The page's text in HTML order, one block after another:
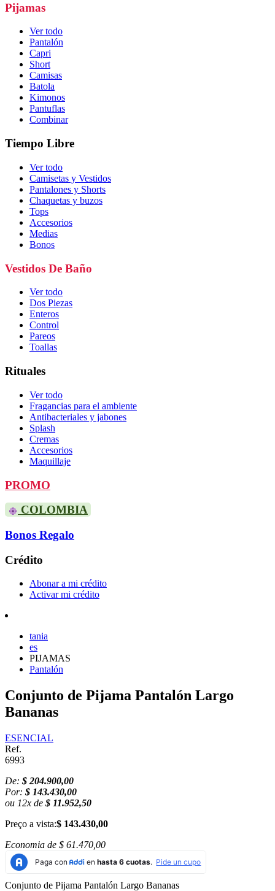
Pijamas
Ver todo
Pantalón
Capri
Short
Camisas
Batola
Kimonos
Pantuflas
Combinar
Tiempo Libre
Ver todo
Camisetas y Vestidos
Pantalones y Shorts
Chaquetas y buzos
Tops
Accesorios
Medias
Bonos
Vestidos De Baño
Ver todo
Dos Piezas
Enteros
Control
Pareos
Toallas
Rituales
Ver todo
Fragancias para el ambiente
Antibacteriales y jabones
Splash
Cremas
Accesorios
Maquillaje
PROMO
COLOMBIA
Bonos Regalo
Crédito
Abonar a mi crédito
Activar mi crédito
tania
es
PIJAMAS
Pantalón
Conjunto de Pijama Pantalón Largo
Bananas
ESENCIAL
Ref.
6993
De: $ 204.900,00
Por: $ 143.430,00
ou 12x de $ 11.952,50
Preço a vista:$ 143.430,00
Economia de $ 61.470,00
Conjunto de Pijama Pantalón Largo Bananas